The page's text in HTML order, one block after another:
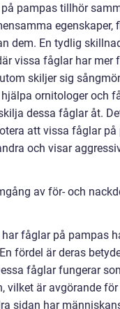
pampas tillhör
egenskaper,
dem. En tydlig
vissa fåglar har mer
skiljer sig
hjälpa ornitologer och
dessa fåglar åt.
att vissa fåglar på
och visar
av för- och
har fåglar på pampas
fördel är deras
fåglar fungerar
vilket är avgörande
sidan har